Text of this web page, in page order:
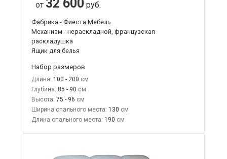
от 32 600 руб.
Фабрика - Фиеста Мебель
Механизм - нераскладной, французская
раскладушка
Ящик для белья
Набор размеров
Длина: 100 - 200
Глубина: 85 - 90
Высота: 75 - 96
Ширина спального места: 130
Длина спального места: 190